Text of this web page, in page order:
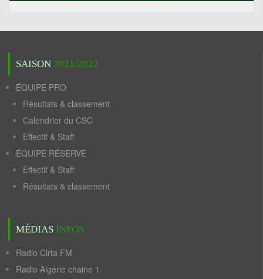
SAISON 2021/2022
ÉQUIPE PRO
Résultats & classement
Calendrier du CSC
Effectif & Staff
ÉQUIPE RÉSERVE
Effectif & Staff
Résultats & classement
MÉDIAS INFOS
Radio Cirta FM
Radio Algérie chaine 1